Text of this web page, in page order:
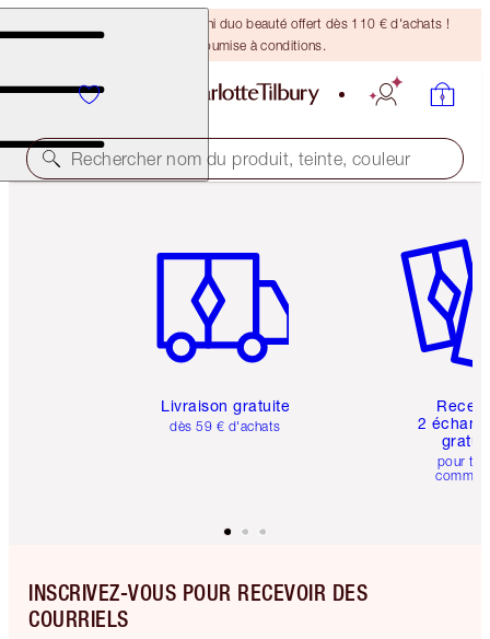
DERNIÈRE CHANCE ! Un mini duo beauté offert dès 110 € d'achats !
Offre soumise à conditions.
Rechercher nom du produit, teinte, couleur
Livraison gratuite
dès 59 € d'achats
2
pour
INSCRIVEZ-VOUS POUR RECEVOIR DES
COURRIELS